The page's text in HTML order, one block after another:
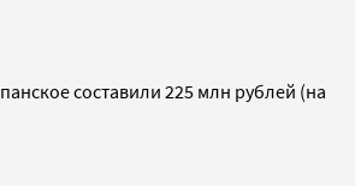
составили 225 млн рублей (на